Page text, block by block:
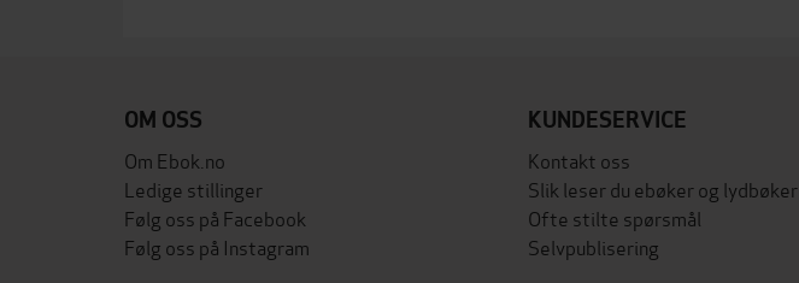
OM OSS
Om Ebok.no
Ledige stillinger
Følg oss på Facebook
Følg oss på Instagram
KUNDESERVICE
Kontakt oss
Slik leser du ebøker og lydbøker
Ofte stilte spørsmål
Selvpublisering